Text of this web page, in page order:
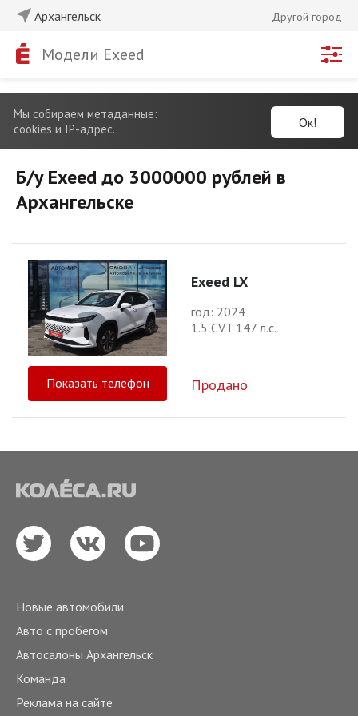
Архангельск Другой город
Модели Exeed
Мы собираем метаданные:
cookies и IP-адрес.
Ок!
Б/у Exeed до 3000000 рублей в
Архангельске
Exeed LX
год: 2024
1.5 CVT 147 л.с.
Показать телефон Продано
Новые автомобили
Авто с пробегом
Автосалоны Архангельск
Команда
Реклама на сайте